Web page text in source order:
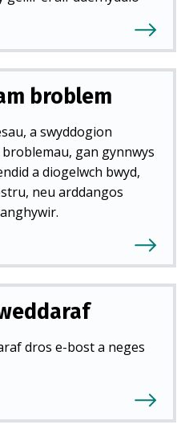
broblem
a swyddogion
gan gynnwys
a diogelwch bwyd,
neu arddangos
dros e-bost a neges